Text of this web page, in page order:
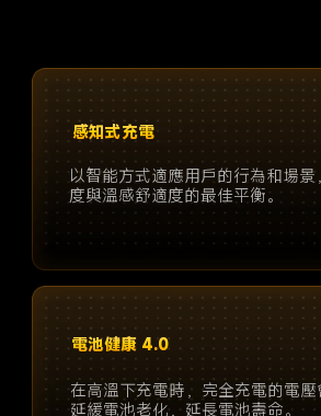
感知式充電
以智能方式適應用戶的行為和場
度與溫感舒適度的最佳平衡。
電池健康 4.0
在高溫下充電時，完全充電的電
延緩電池老化，延長電池壽命。